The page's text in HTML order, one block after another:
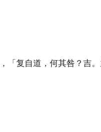
「复自道，何其咎？吉